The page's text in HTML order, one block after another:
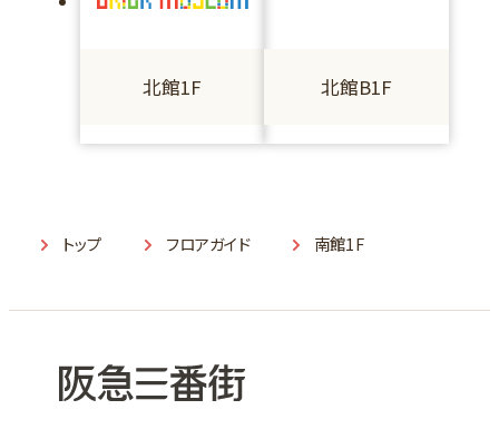
北館1F 北館B1F
トップ フロアガイド 南館1F